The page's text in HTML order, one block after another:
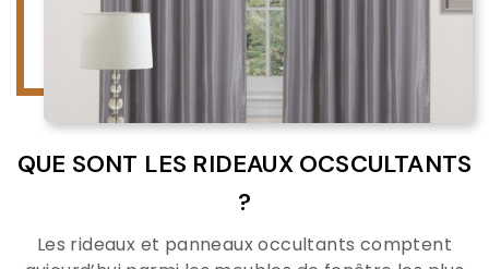
QUE SONT LES RIDEAUX OCSCULTANTS
?
Les rideaux et panneaux occultants comptent